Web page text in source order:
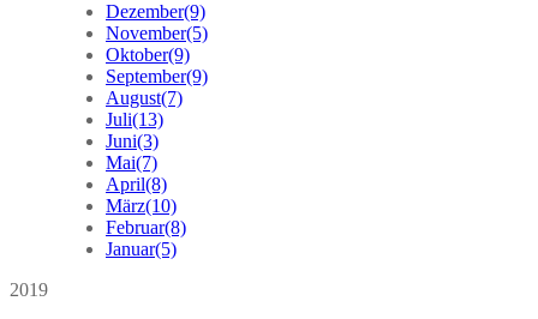
Dezember(9)
November(5)
Oktober(9)
September(9)
August(7)
Juli(13)
Juni(3)
Mai(7)
April(8)
März(10)
Februar(8)
Januar(5)
2019